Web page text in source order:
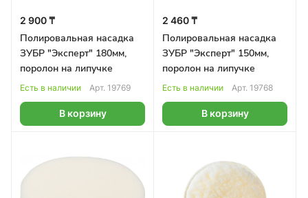
2 900 ₸
Полировальная насадка
ЗУБР "Эксперт" 180мм,
поролон на липучке
Есть в наличии Арт. 19769
В корзину
2 460 ₸
Полировальная насадка
ЗУБР "Эксперт" 150мм,
поролон на липучке
Есть в наличии Арт. 19768
В корзину